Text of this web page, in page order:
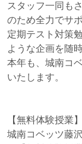
スタッフ一同も
のため全力でサ
定期テスト対策
ような企画を随
本年も、城南コ
いたします。
【無料体験授業】
城南コベッツ藤